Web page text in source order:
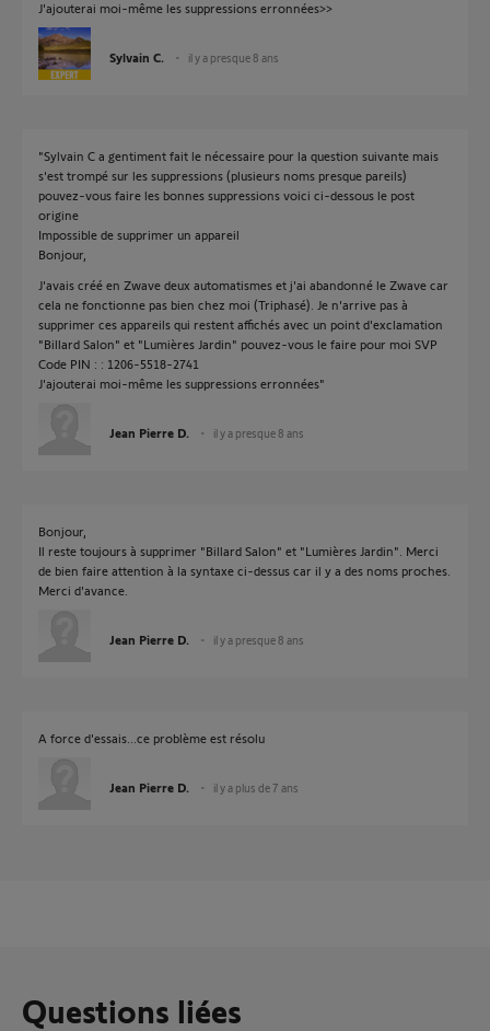
J'ajouterai moi-même les suppressions erronnées>>
Sylvain C. il y a presque 8 ans
"Sylvain C a gentiment fait le nécessaire pour la question suivante mais
s'est trompé sur les suppressions (plusieurs noms presque pareils)
pouvez-vous faire les bonnes suppressions voici ci-dessous le post
origine
Impossible de supprimer un appareil
Bonjour,
J'avais créé en Zwave deux automatismes et j'ai abandonné le Zwave car
cela ne fonctionne pas bien chez moi (Triphasé). Je n'arrive pas à
supprimer ces appareils qui restent affichés avec un point d'exclamation
"Billard Salon" et "Lumières Jardin" pouvez-vous le faire pour moi SVP
Code PIN : : 1206-5518-2741
J'ajouterai moi-même les suppressions erronnées"
Jean Pierre D. il y a presque 8 ans
Bonjour,
Il reste toujours à supprimer "Billard Salon" et "Lumières Jardin". Merci
de bien faire attention à la syntaxe ci-dessus car il y a des noms proches.
Merci d'avance.
Jean Pierre D. il y a presque 8 ans
A force d'essais...ce problème est résolu
Jean Pierre D. il y a plus de 7 ans
Questions liées